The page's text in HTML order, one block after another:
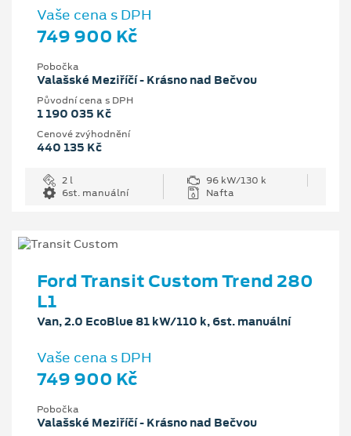
Vaše cena s DPH
749 900 Kč
Pobočka
Valašské Meziříčí - Krásno nad Bečvou
Původní cena s DPH
1 190 035 Kč
Cenové zvýhodnění
440 135 Kč
2 l
96 kW/130 k
6st. manuální
Nafta
Ford Transit Custom Trend 280
L1
Van, 2.0 EcoBlue 81 kW/110 k, 6st. manuální
Vaše cena s DPH
749 900 Kč
Pobočka
Valašské Meziříčí - Krásno nad Bečvou